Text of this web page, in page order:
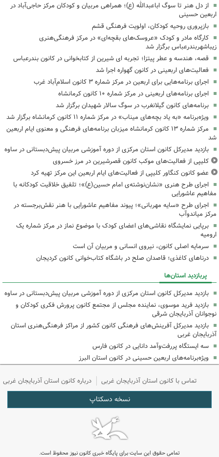
از دل هنر تا سوگ اباعبدالله (ع)؛ همراهی مربیان و کودکان مرکز حاجی‌آباد در
اربعین حسینی
بازپروری روحیه کودکان، اولویت فرهنگی قشم
کارگاه مادر و کودک «عروسک‌های بقچه‌ای» در مرکز فرهنگی‌هنری
زیباشهربندرعباس برگزار شد
قصه، هندسه و عطر پیتزا؛ تجربه ای شیرین از کتابخوانی در کانون بندرعباس
فعالیت‌های اربعینی در کانون گهواره اجرا شد
اجرای برنامه‌هایی برای اربعین در مرکز شماره ۳ کانون اسلام‌آباد غرب
اجرای برنامه‌های اربعینی در مرکز شماره ۱۰ کانون کرمانشاه
برنامه‌های کانون گیلانغرب در سوگ سالار شهیدان برگزار شد
ویژه‌برنامه «به یاد بچه‌های میناب» در مرکز شماره ۱۱ کانون کرمانشاه برگزار شد
مرکز شماره ۱۳ کانون کرمانشاه میزبان برنامه‌های فرهنگی و معنوی ایام اربعین
شد
بازدید مدیرکل کانون استان مرکزی از دوره آموزشی مربیان پیش‌دبستانی در ساوه
کلیپی از فعالیت‌های موکب کانون قصرشیرین در مرز خسروی
عضو کانون کنگاور کلیپی از فعالیت‌های ایام اربعین این مرکز تهیه کرد
اجرای طرح هنری «نشان‌نوشته‌ی امام حسین(ع)»؛ تلفیق خلاقیت کودکانه با
مفاهیم عاشورایی
اجرای طرح «سایه مهربانی»؛ پیوند مفاهیم عاشورایی با هنر نقش‌برجسته در
مرکز میاندوآب
برپایی نمایشگاه نقاشی‌های اعضای کودک با موضوع نماز در مرکز شماره یک
ارومیه
سرمایه اصلی کانون، نیروی انسانی و مربیان آن است
درناهای کاغذی؛ قاصدان صلح در باشگاه کتاب‌خوانی کانون کردیجان
پربازدید استان‌ها
بازدید مدیرکل کانون استان مرکزی از دوره آموزشی مربیان پیش‌دبستانی در ساوه
بازدید فرید موسوی، نماینده مجلس از مجتمع کانون پرورش فکری کودکان و
نوجوانان آذربایجان شرقی
بازدید مدیرکل آفرینش‌های فرهنگی کانون کشور از مراکز فرهنگی‌هنری استان
آذربایجان غربی
سه ایستگاه پررفت‌وآمد دانایی در کانون فارس
ویژه‌برنامه‌های اربعین حسینی در کانون استان البرز
تماس با کانون استان آذربایجان غربی درباره کانون استان آذربایجان غربی
نسخه دسکتاپ
تمامی حقوق این سایت برای پایگاه خبری کانون نیوز محفوظ است.